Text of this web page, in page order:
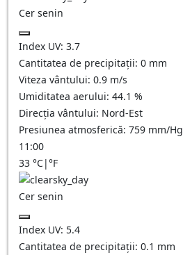
Cer senin
Index UV: 3.7
Cantitatea de precipitații: 0 mm
Viteza vântului: 0.9 m/s
Umiditatea aerului: 44.1 %
Direcția vântului: Nord-Est
Presiunea atmosferică: 759 mm/Hg
11:00
33 °C|°F
Cer senin
Index UV: 5.4
Cantitatea de precipitații: 0.1 mm